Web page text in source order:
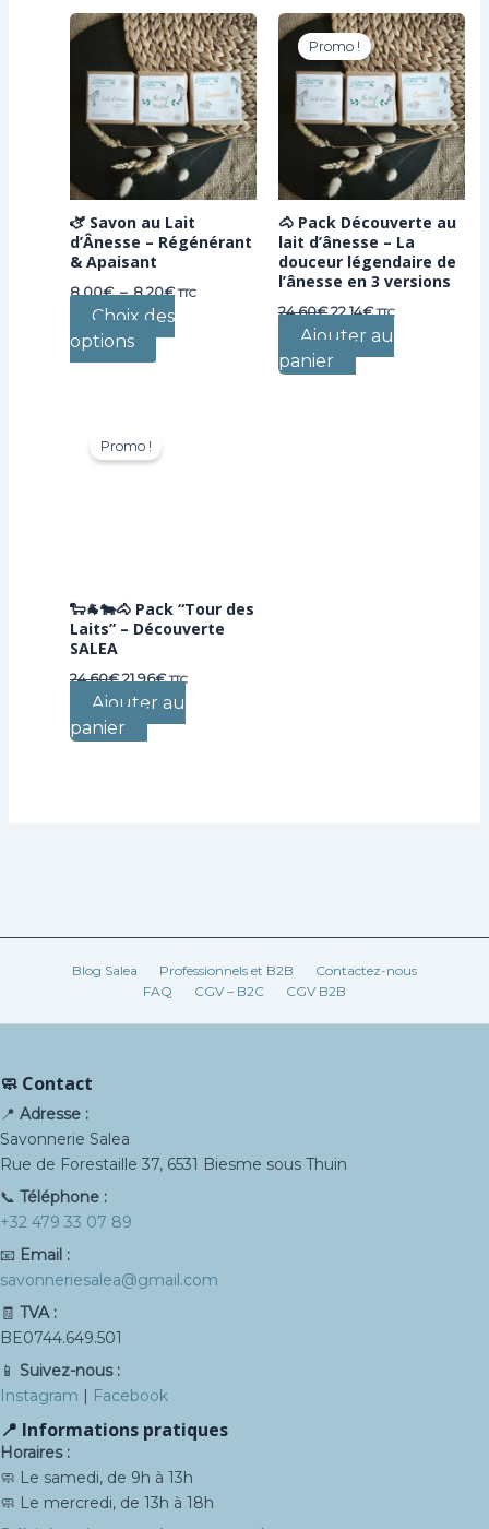
🫏 Savon au Lait
d’Ânesse – Régénérant
& Apaisant
8,00€ – 8,20€Plage
prix :
8,00€
TTC
Choix des
options
Ce
produit
Les
la
Promo !
🐴 Pack Découverte au
lait d’ânesse – La
douceur légendaire de
l’ânesse en 3 versions
24,60€ Le
initial
était :
24,60€.
22,14€Le
actuel
est :
TTC
Ajouter au
panier
Promo !
🐑🐐🐄🐴 Pack “Tour des
Laits” – Découverte
SALEA
24,60€ Le
initial
était :
24,60€.
21,96€Le
actuel
est :
TTC
Ajouter au
panier
Blog Salea Professionnels et B2B
Contactez-nous
FAQ
CGV – B2C CGV B2B
🧼 Contact
📍 Adresse :
Savonnerie Salea
Rue de Forestaille 37, 6531 Biesme sous Thuin
📞 Téléphone :
+32 479 33 07 89
📧 Email :
savonneriesalea@gmail.com
🧾 TVA :
BE0744.649.501
📱 Suivez-nous :
Instagram | Facebook
📍 Informations pratiques
Horaires :
🧼 Le samedi, de 9h à 13h
🧼 Le mercredi, de 13h à 18h